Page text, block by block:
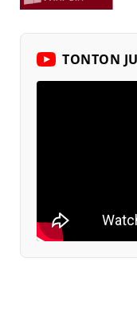
TONTON